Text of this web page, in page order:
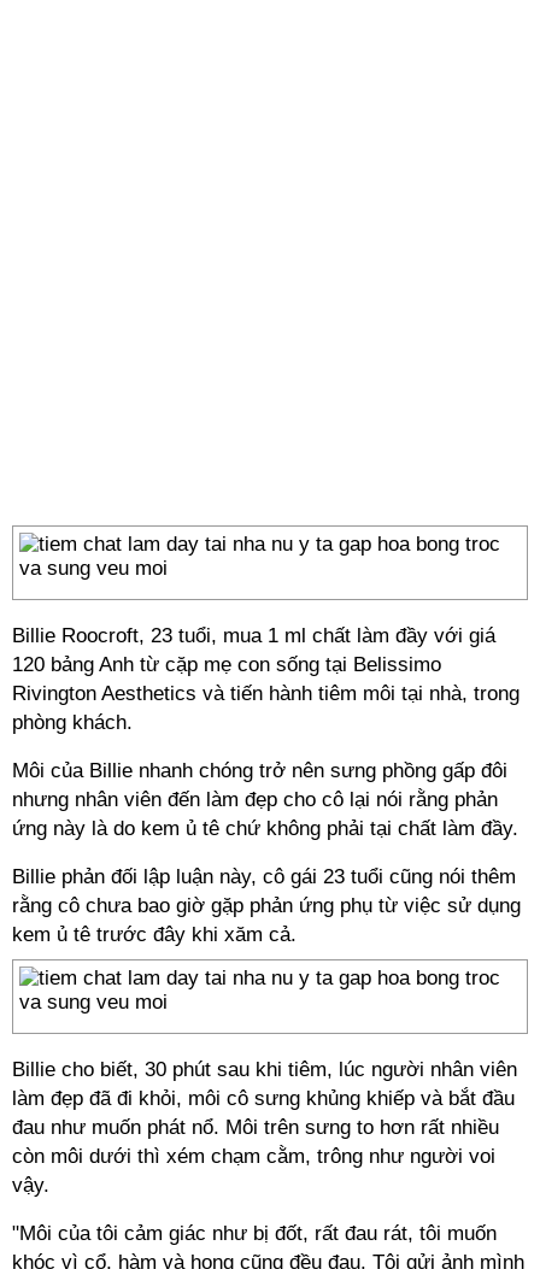
Billie Roocroft, 23 tuổi, mua 1 ml chất làm đầy với giá
120 bảng Anh từ cặp mẹ con sống tại Belissimo
Rivington Aesthetics và tiến hành tiêm môi tại nhà, trong
phòng khách.
Môi của Billie nhanh chóng trở nên sưng phồng gấp đôi
nhưng nhân viên đến làm đẹp cho cô lại nói rằng phản
ứng này là do kem ủ tê chứ không phải tại chất làm đầy.
Billie phản đối lập luận này, cô gái 23 tuổi cũng nói thêm
rằng cô chưa bao giờ gặp phản ứng phụ từ việc sử dụng
kem ủ tê trước đây khi xăm cả.
Billie cho biết, 30 phút sau khi tiêm, lúc người nhân viên
làm đẹp đã đi khỏi, môi cô sưng khủng khiếp và bắt đầu
đau như muốn phát nổ. Môi trên sưng to hơn rất nhiều
còn môi dưới thì xém chạm cằm, trông như người voi
vậy.
"Môi của tôi cảm giác như bị đốt, rất đau rát, tôi muốn
khóc vì cổ, hàm và họng cũng đều đau. Tôi gửi ảnh mình